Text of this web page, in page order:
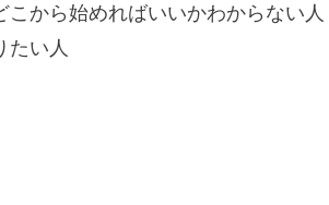
から始めればいいかわからない人
たい人